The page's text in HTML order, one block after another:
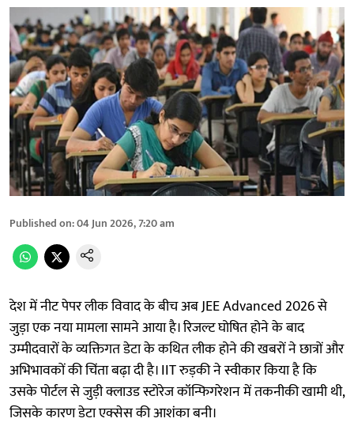
Published on:04 Jun 2026, 7:20 am
देश में नीट पेपर लीक विवाद के बीच अब JEE Advanced 2026 से
जुड़ा एक नया मामला सामने आया है। रिजल्ट घोषित होने के बाद
उम्मीदवारों के व्यक्तिगत डेटा के कथित लीक होने की खबरों ने छात्रों और
अभिभावकों की चिंता बढ़ा दी है। IIT रुड़की ने स्वीकार किया है कि
उसके पोर्टल से जुड़ी क्लाउड स्टोरेज कॉन्फिगरेशन में तकनीकी खामी थी,
जिसके कारण डेटा एक्सेस की आशंका बनी।